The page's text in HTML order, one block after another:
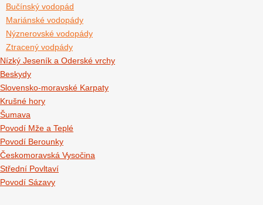
Bučínský vodopád
Mariánské vodopády
Nýznerovské vodopády
Ztracený vodpády
Nízký Jeseník a Oderské vrchy
Beskydy
Slovensko-moravské Karpaty
Krušné hory
Šumava
Povodí Mže a Teplé
Povodí Berounky
Českomoravská Vysočina
Střední Povltaví
Povodí Sázavy